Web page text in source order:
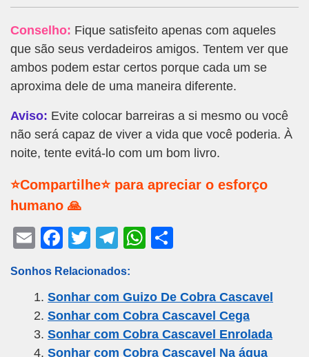
Conselho: Fique satisfeito apenas com aqueles
que são seus verdadeiros amigos. Tentem ver que
ambos podem estar certos porque cada um se
aproxima dele de uma maneira diferente.
Aviso: Evite colocar barreiras a si mesmo ou você
não será capaz de viver a vida que você poderia. À
noite, tente evitá-lo com um bom livro.
⭐Compartilhe⭐ para apreciar o esforço
humano 🙏
E
ail
F
c
e
b
o
T
tt
er
T
e
gr
a
m
W
s
A
p
e
Sonhos Relacionados:
Sonhar com Guizo De Cobra Cascavel
Sonhar com Cobra Cascavel Cega
Sonhar com Cobra Cascavel Enrolada
Sonhar com Cobra Cascavel Na água